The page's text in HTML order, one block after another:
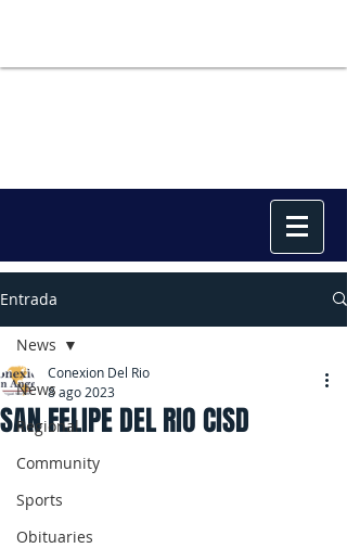
Entrada
News
Regional
Community
Sports
Obituaries
News
SAN FELIPE DEL RIO CISD
Conexion Del Rio
8 ago 2023